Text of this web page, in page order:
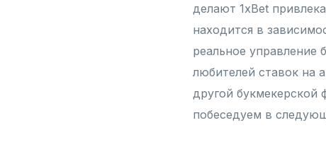
делают 1xBet
находится в
реальное управление
любителей ставок на
другой букмекерской
побеседуем в